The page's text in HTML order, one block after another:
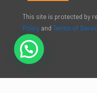
This site is protected by
Policy and Terms of